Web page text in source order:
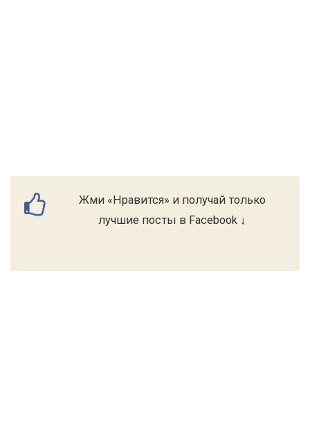
Жми «Нравится» и получай только
лучшие посты в Facebook ↓